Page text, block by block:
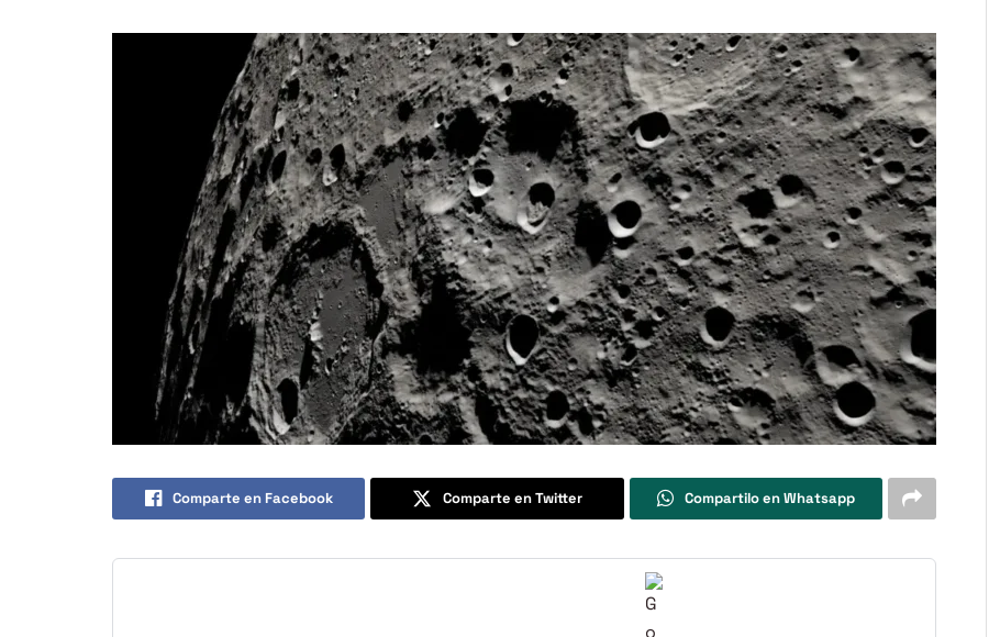
Comparte en Facebook Comparte en Twitter Compartilo en Whatsapp